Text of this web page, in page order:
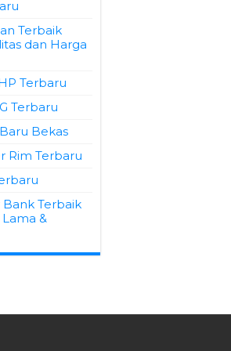
Terbaik
dan Harga
Terbaru
Terbaru
Bekas
Rim Terbaru
Terbaik
&